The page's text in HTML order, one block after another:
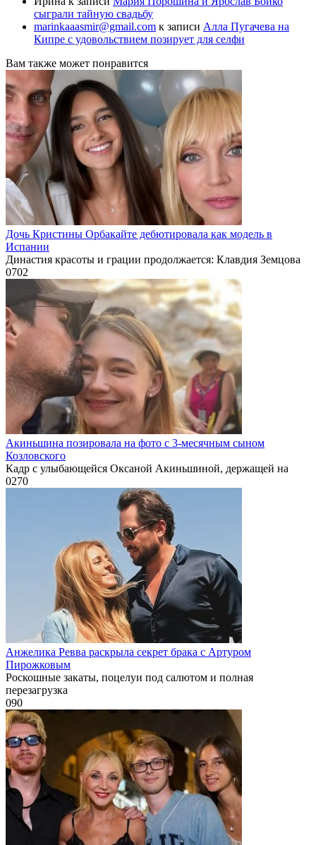
сыграли тайную свадьбу
marinkaaasmir@gmail.com к записи Алла Пугачева на
Кипре с удовольствием позирует для селфи
Вам также может понравится
Дочь Кристины Орбакайте дебютировала как модель в
Испании
Династия красоты и грации продолжается: Клавдия Земцова
0702
Акиньшина позировала на фото с 3-месячным сыном
Козловского
Кадр с улыбающейся Оксаной Акиньшиной, держащей на
0270
Анжелика Ревва раскрыла секрет брака с Артуром
Пирожковым
Роскошные закаты, поцелуи под салютом и полная
перезагрузка
090